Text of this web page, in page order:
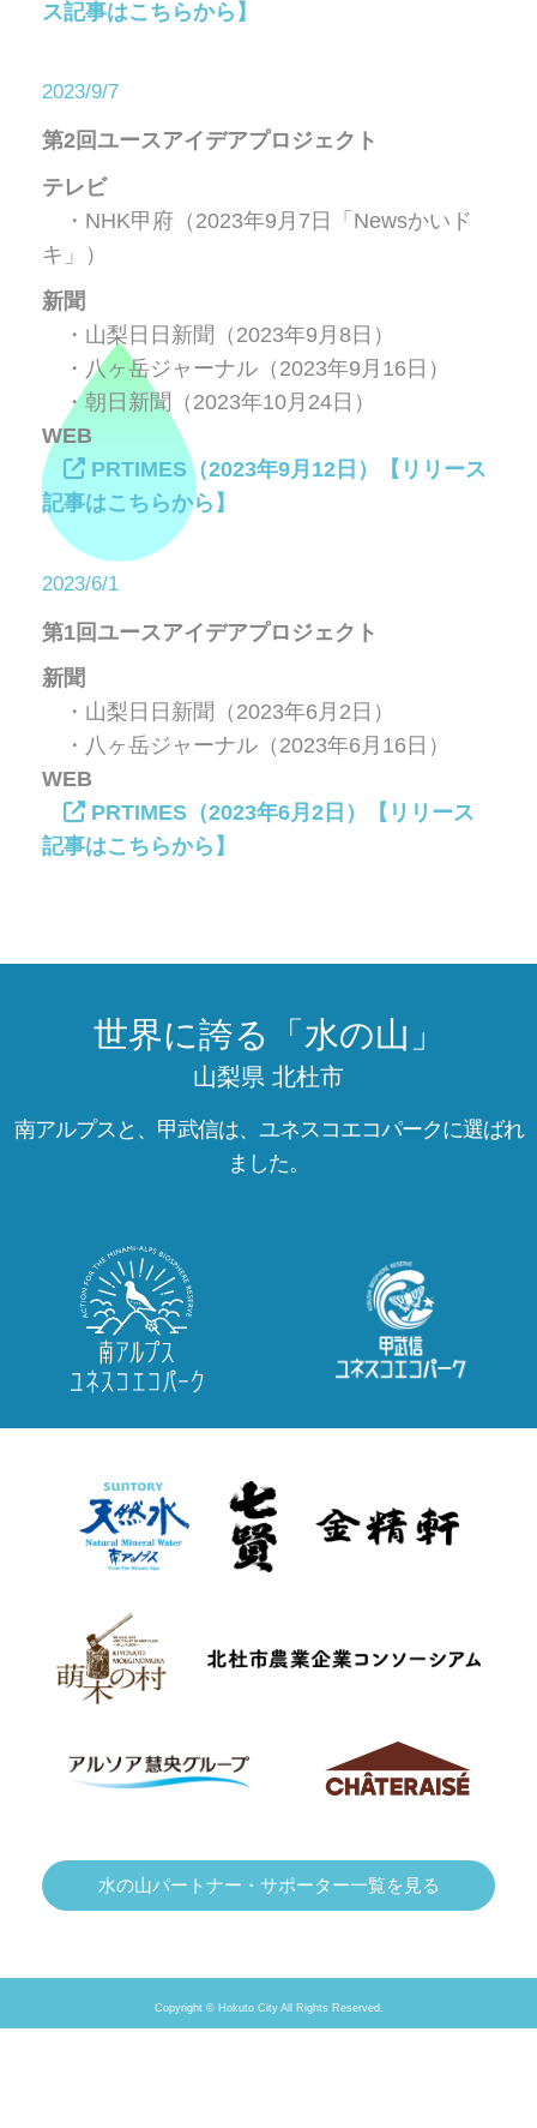
ス記事はこちらから】
2023/9/7
第2回ユースアイデアプロジェクト
テレビ
・NHK甲府（2023年9月7日「Newsかいド
キ」）
新聞
・山梨日日新聞（2023年9月8日）
・八ヶ岳ジャーナル（2023年9月16日）
・朝日新聞（2023年10月24日）
WEB
PRTIMES（2023年9月12日）【リリース
記事はこちらから】
2023/6/1
第1回ユースアイデアプロジェクト
新聞
・山梨日日新聞（2023年6月2日）
・八ヶ岳ジャーナル（2023年6月16日）
WEB
PRTIMES（2023年6月2日）【リリース
記事はこちらから】
世界に誇る「水の山」
山梨県 北杜市
南アルプスと、甲武信は、ユネスコエコパークに選ばれ
ました。
水の山パートナー・サポーター一覧を見る
Copyright © Hokuto City All Rights Reserved.